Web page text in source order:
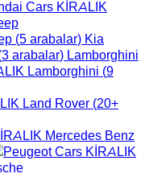
(5 arabalar) Kia
3 arabalar) Lamborghini
Lamborghini (9
Land Rover (20+
Mercedes Benz